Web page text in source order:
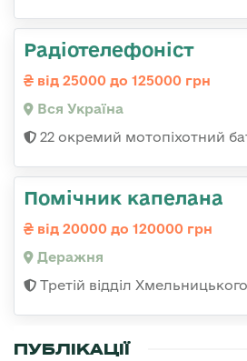
Радіотелефоніст
від 25000 до 125000 грн
Вся Україна
22 окремий мотопіхотний
Помічник капелана
від 20000 до 120000 грн
Деражня
Третій відділ
ПУБЛІКАЦІЇ